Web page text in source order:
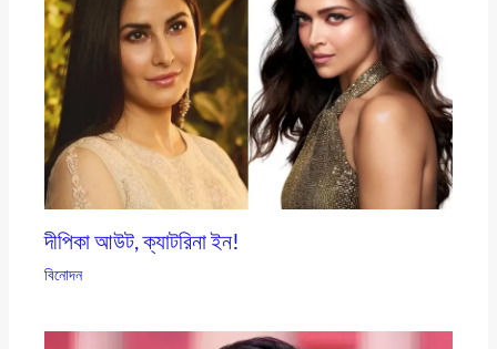
দীপিকা আউট, ক্যাটরিনা ইন!
বিনোদন